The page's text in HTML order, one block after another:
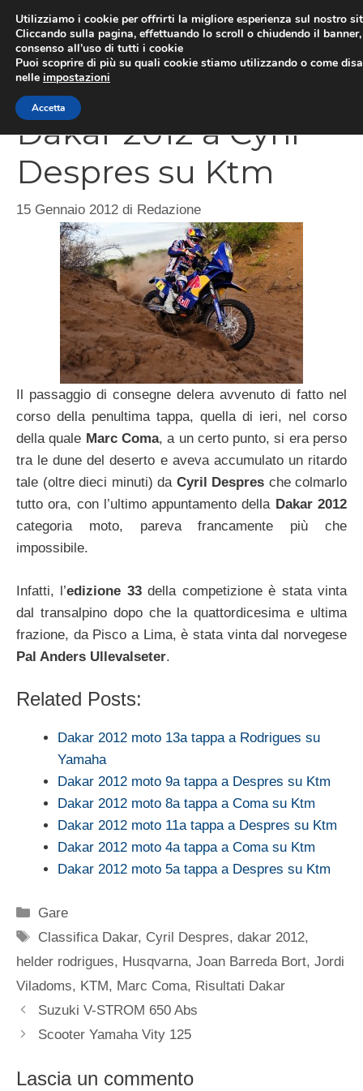
contenuto
Dakar 2012 a Cyril
Despres su Ktm
15 Gennaio 2012 di Redazione
Il passaggio di consegne delera avvenuto di fatto nel
corso della penultima tappa, quella di ieri, nel corso
della quale Marc Coma, a un certo punto, si era perso
tra le dune del deserto e aveva accumulato un ritardo
tale (oltre dieci minuti) da Cyril Despres che colmarlo
tutto ora, con l’ultimo appuntamento della Dakar 2012
categoria moto, pareva francamente più che
impossibile.
Infatti, l’edizione 33della competizione è stata vinta
dal transalpino dopo che la quattordicesima e ultima
frazione, da Pisco a Lima, è stata vinta dal norvegese
Pal Anders Ullevalseter.
Related Posts:
Dakar 2012 moto 13a tappa a Rodrigues su
Yamaha
Dakar 2012 moto 9a tappa a Despres su Ktm
Dakar 2012 moto 8a tappa a Coma su Ktm
Dakar 2012 moto 11a tappa a Despres su Ktm
Dakar 2012 moto 4a tappa a Coma su Ktm
Dakar 2012 moto 5a tappa a Despres su Ktm
Categorie
Gare
Tag
Classifica Dakar, Cyril Despres,dakar 2012,
helder rodrigues, Husqvarna, Joan Barreda Bort, Jordi
Viladoms, KTM, Marc Coma, Risultati Dakar
Suzuki V-STROM 650 Abs
Scooter Yamaha Vity 125
Lascia un commento
Utilizziamo i cookie per offrirti la migliore esperienza sul nostro
Cliccando sulla pagina, effettuando lo scroll o chiudendo il
consenso all’uso di tutti i cookie
Puoi scoprire di più su quali cookie stiamo utilizzando o come
nelle impostazioni
Accetta